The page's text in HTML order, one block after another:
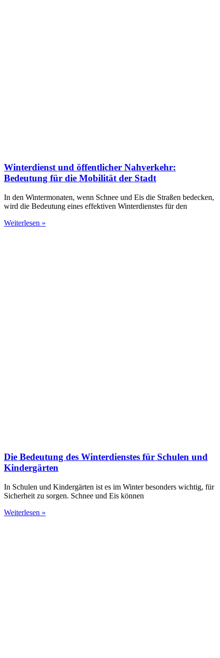
Winterdienst und öffentlicher Nahverkehr:
Bedeutung für die Mobilität der Stadt
In den Wintermonaten, wenn Schnee und Eis die Straßen bedecken,
wird die Bedeutung eines effektiven Winterdienstes für den
Weiterlesen »
Die Bedeutung des Winterdienstes für Schulen und
Kindergärten
In Schulen und Kindergärten ist es im Winter besonders wichtig, für
Sicherheit zu sorgen. Schnee und Eis können
Weiterlesen »